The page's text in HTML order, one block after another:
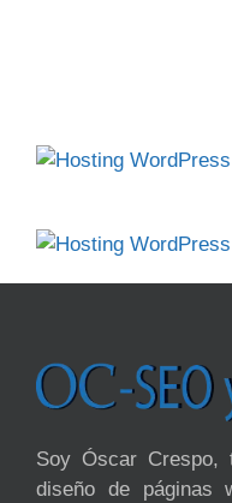
Soy Óscar Crespo,
diseño de páginas